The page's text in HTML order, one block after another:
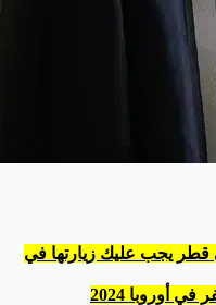
في قطر يجب عليك زيارتها في